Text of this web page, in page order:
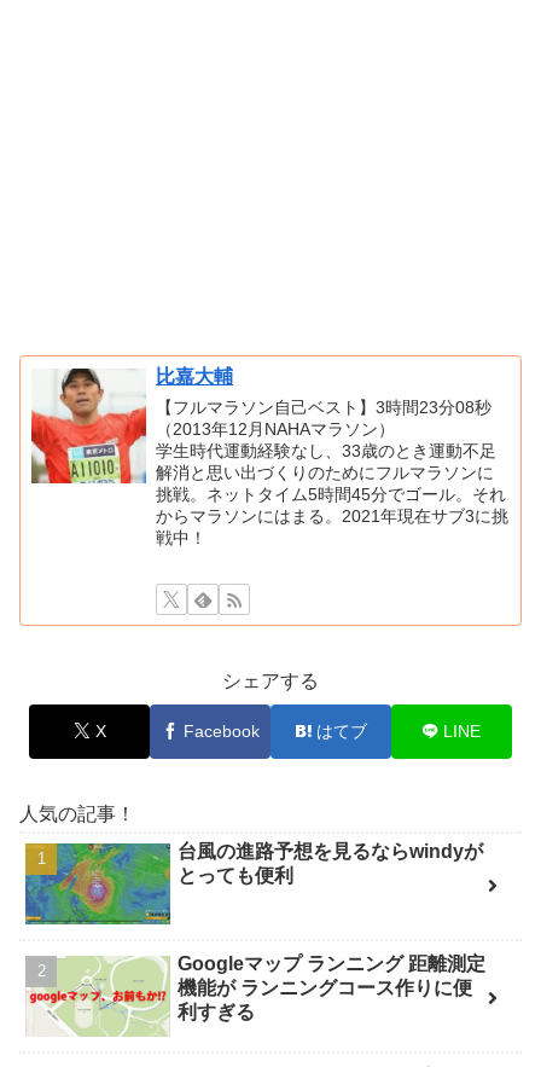
比嘉大輔
【フルマラソン自己ベスト】3時間23分08秒
（2013年12月NAHAマラソン）
学生時代運動経験なし、33歳のとき運動不足
解消と思い出づくりのためにフルマラソンに
挑戦。ネットタイム5時間45分でゴール。それ
からマラソンにはまる。2021年現在サブ3に挑
戦中！
シェアする
X Facebook はてブ LINE
人気の記事！
台風の進路予想を見るならwindyが
とっても便利
Googleマップ ランニング 距離測定
機能が ランニングコース作りに便
利すぎる